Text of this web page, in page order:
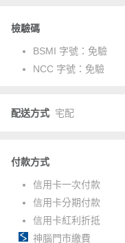
檢驗碼
BSMI 字號： 免驗
NCC 字號： 免驗
配送方式 宅配
付款方式
信用卡一次付款
信用卡分期付款
信用卡紅利折抵
神腦門市繳費